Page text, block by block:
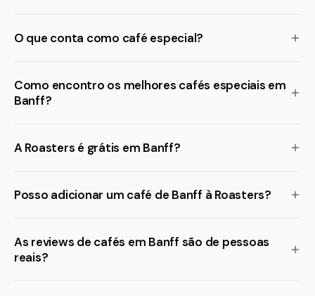
O que conta como café especial?
Como encontro os melhores cafés especiais em
Banff?
A Roasters é grátis em Banff?
Posso adicionar um café de Banff à Roasters?
As reviews de cafés em Banff são de pessoas
reais?